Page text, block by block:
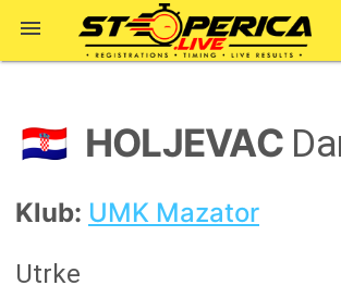

🇭🇷 HOLJEVAC
Klub: UMK Mazator
Utrke